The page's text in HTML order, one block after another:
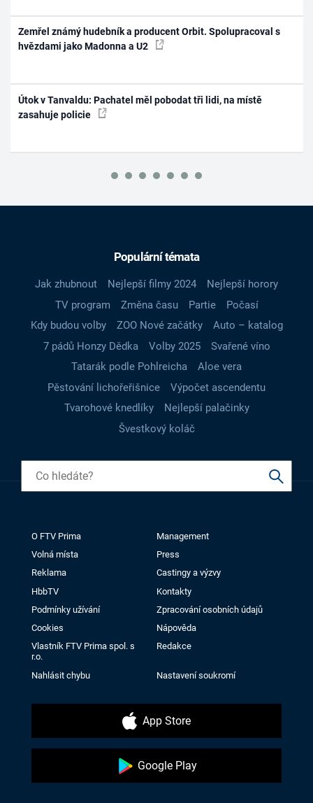
Zemřel známý hudebník a producent Orbit. Spolupracoval s
hvězdami jako Madonna a U2
Útok v Tanvaldu: Pachatel měl pobodat tři lidi, na místě
zasahuje policie
Populární témata
Jak zhubnout Nejlepší filmy 2024
Nejlepší horory
TV program
Změna času Partie
Počasí
Kdy budou volby
ZOO Nové začátky
Auto – katalog
7 pádů Honzy Dědka
Volby 2025
Svařené víno
Tatarák podle Pohlreicha
Aloe vera
Pěstování lichořeřišnice
Výpočet ascendentu
Tvarohové knedlíky
Nejlepší palačinky
Švestkový koláč
O FTV Prima
Management
Volná místa
Press
Reklama
Castingy a výzvy
HbbTV
Kontakty
Podmínky užívání
Zpracování osobních údajů
Cookies
Nápověda
Vlastník FTV Prima spol. s
r.o.
Redakce
Nahlásit chybu Nastavení soukromí
App Store
Google Play